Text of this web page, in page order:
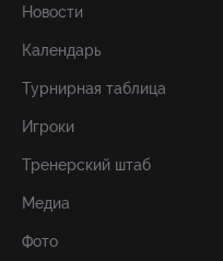
Новости
Календарь
Турнирная таблица
Игроки
Тренерский штаб
Медиа
Фото